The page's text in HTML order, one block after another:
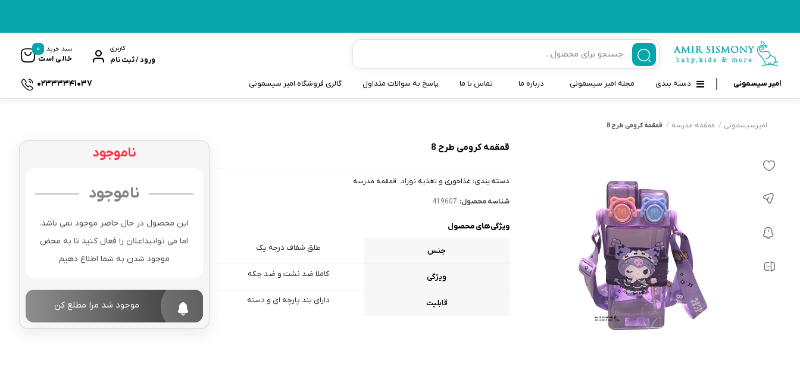
کاربری
ورود / ثبت نام
سبد خرید
خالی است
0
امیر سیسمونی دسته بندی
قاب و بندپستانک
شانه برس کودک
پواربینی
مسواک و خمیر دندان کودک
تب سنج نوزاد و کودک
رابط و پد سینه
دستگاه بخور سرد کودک
لوازم حمام نوزاد
لوازم اتاق نوزاد و کودک
اسباب بازی دخترانه و پسرانه
مجله امیر سیسمونی درباره ما تماس با ما پاسخ به سوالات متداول گالری فروشگاه امیر سیسمونی 02333341037
امیرسیسمونی قمقمه مدرسه قمقمه کرومی طرح 8
قمقمه کرومی طرح 8
دسته بندی: غذاخوری و تغذیه نوزاد قمقمه مدرسه
شناسه محصول: 419607
ویژگی‌های محصول
جنس طلق شفاف درجه یک
ویژگی کاملا ضد نشت و ضد چکه
قابلیت دارای بند پارچه ای و دسته
ناموجود
ناموجود
این محصول در حال حاضر موجود نمی باشد،
اما می توانیداعلان را فعال کنید تا به محض
موجود شدن به شما اطلاع دهیم
موجود شد مرا مطلع کن